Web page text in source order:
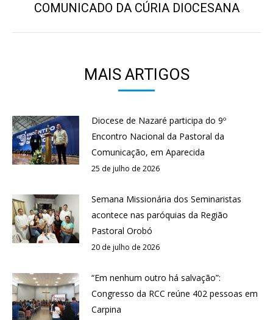
Próximo
COMUNICADO DA CÚRIA DIOCESANA
MAIS ARTIGOS
Diocese de Nazaré participa do 9º
Encontro Nacional da Pastoral da
Comunicação, em Aparecida
25 de julho de 2026
Semana Missionária dos Seminaristas
acontece nas paróquias da Região
Pastoral Orobó
20 de julho de 2026
“Em nenhum outro há salvação”:
Congresso da RCC reúne 402 pessoas em
Carpina